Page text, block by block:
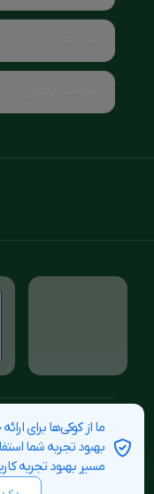
مرتبسازی
«منبع» کافیست.
ما از کوکی‌ها برای
بهبود تجربه شما
مسیر بهبود تجربه